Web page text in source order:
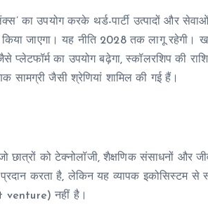
का उपयोग करके थर्ड-पार्टी उत्पादों और
जाएगा। यह नीति 2028 तक लागू रहेगी।
का उपयोग बढ़ेगा, स्कॉलरशिप की
जैसी श्रेणियां शामिल की गई हैं।
छात्रों को टेक्नोलॉजी, शैक्षणिक संसाधनों
प्रदान करता है, लेकिन यह व्यापक इकोसिस्टम
venture) नहीं है।